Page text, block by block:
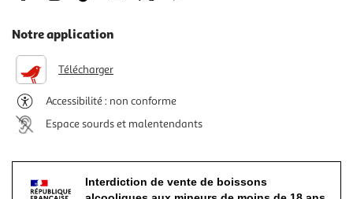
Notre application
Télécharger
Accessibilité : non conforme
Espace sourds et malentendants
Interdiction de vente de boissons